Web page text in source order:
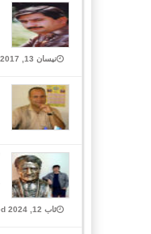
نیسان 13, 2017 Closed
ئاب 12, 2024 Closed